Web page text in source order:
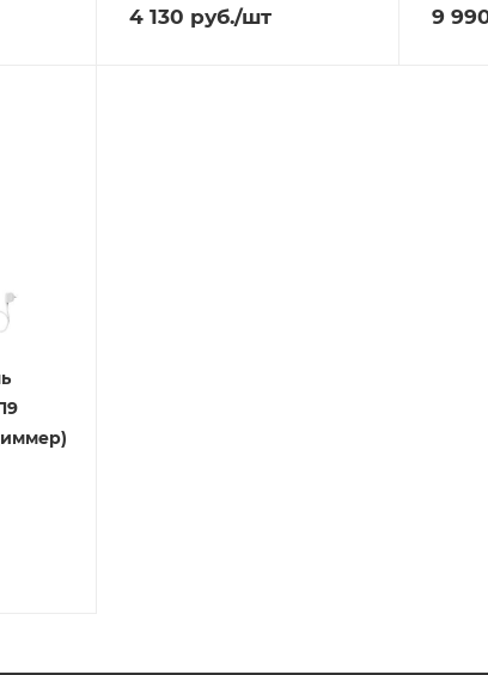
4 130 руб./шт 9